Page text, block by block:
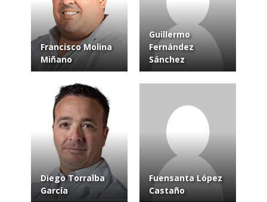
Francisco Molina
Miñano
Guillermo
Fernández
Sánchez
Diego Torralba
García
Fuensanta López
Castaño